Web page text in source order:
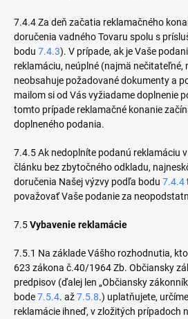
7.4.4 Za deň začatia reklamačného
doručenia vadného Tovaru spolu s
bodu 7.4.3). V prípade, ak je Vaše
reklamáciu, neúplné (najmä nečitateľné,
neobsahuje požadované dokumenty a
mailom si od Vásvyžiadame doplnenie
tomto prípade reklamačné konanie
doplneného podania.
7.4.5 Ak nedoplníte podanú reklamáciu
článku bez zbytočného odkladu,
doručenia Našej výzvy podľa bodu 7.4.4
považovať Vaše podanie za
7.5Vybavenie reklamácie
7.5.1 Na základe Vášho rozhodnutia,
623 zákona č.40/1964 Zb. Občiansky
predpisov (ďalej len „Občiansky
bode7.5.4. až7.5.8.) uplatňujete,
reklamácie ihneď, v zložitých prípadoch